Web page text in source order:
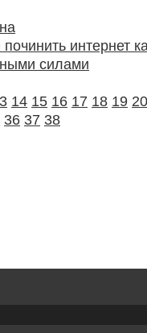
интернет
силами
14 15 16 17 18 19 20
36 37 38